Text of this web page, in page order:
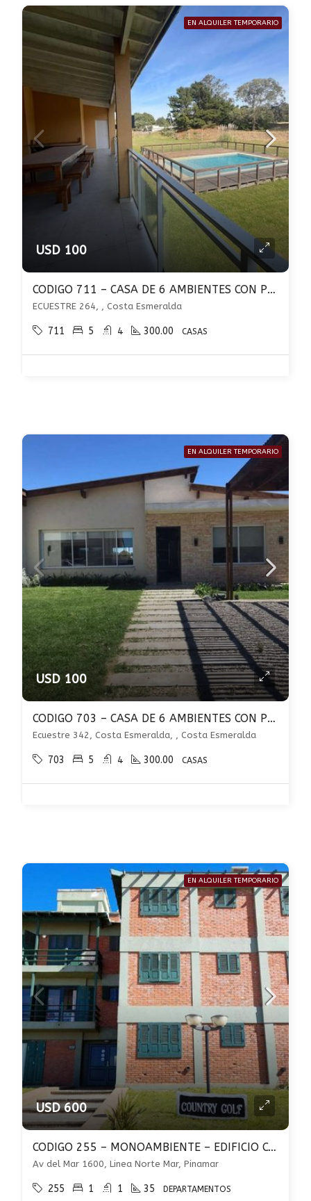
EN ALQUILER TEMPORARIO
USD 100
CODIGO 711 – CASA DE 6 AMBIENTES CON PISCINA – COSTA ESMERALDA
ECUESTRE 264, , Costa Esmeralda
711 5 4 300.00 CASAS
EN ALQUILER TEMPORARIO
USD 100
CODIGO 703 – CASA DE 6 AMBIENTES CON PISICINA – COSTA ESMERALDA
Ecuestre 342, Costa Esmeralda, , Costa Esmeralda
703 5 4 300.00 CASAS
EN ALQUILER TEMPORARIO
USD 600
CODIGO 255 – MONOAMBIENTE – EDIFICIO COUNTRY GOLF – PINAMAR
Av del Mar 1600, Linea Norte Mar, Pinamar
255 1 1 35 DEPARTAMENTOS